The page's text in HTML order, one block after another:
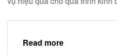
Read more